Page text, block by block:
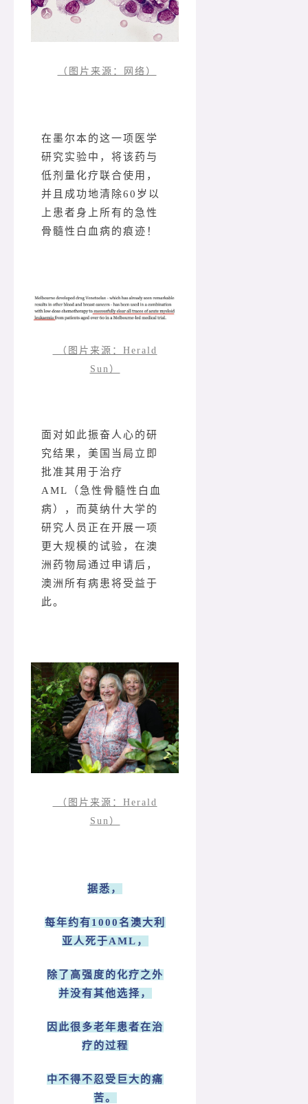
（图片来源：网络）
在墨尔本的这一项医学
研究实验中，将该药与
低剂量化疗联合使用，
并且成功地清除60岁以
上患者身上所有的急性
骨髓性白血病的痕迹！
（图片来源：Herald
Sun）
面对如此振奋人心的研
究结果，美国当局立即
批准其用于治疗
AML（急性骨髓性白血
病），而莫纳什大学的
研究人员正在开展一项
更大规模的试验，在澳
洲药物局通过申请后，
澳洲所有病患将受益于
此。
（图片来源：Herald
Sun）
据悉，
每年约有1000名澳大利
亚人死于AML，
除了高强度的化疗之外
并没有其他选择，
因此很多老年患者在治
疗的过程
中不得不忍受巨大的痛
苦。